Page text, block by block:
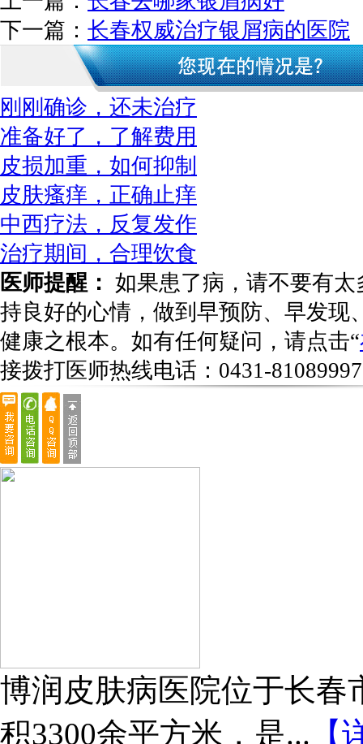
下一篇： 长春权威治疗银屑病的医院
刚刚确诊，还未治疗
准备好了，了解费用
皮损加重，如何抑制
皮肤瘙痒，正确止痒
中西疗法，反复发作
治疗期间，合理饮食
医师提醒： 如果患了病，请不要有
持良好的心情，做到早预防、早发现
健康之根本。如有任何疑问，请点击“
接拨打医师热线电话： 0431-81089997
博润皮肤病医院位于长春
积3300余平方米，是... 【